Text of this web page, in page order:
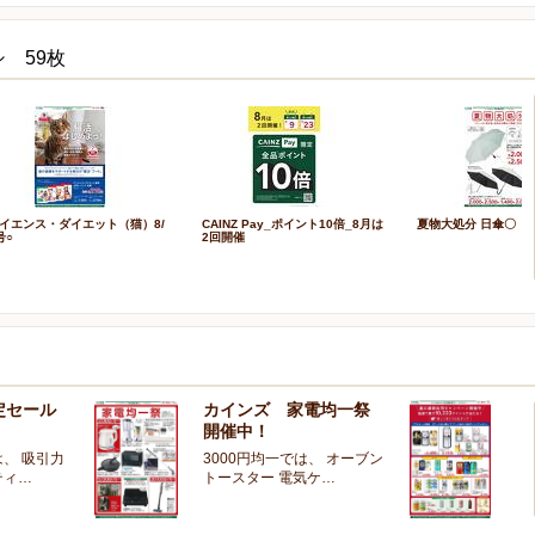
59枚
エンス・ダイエット（猫）8/
○
CAINZ Pay_ポイント10倍_8月は
2回開催
夏物大処分 日傘〇
セール
吸引力
ィ…
カインズ 家電均一祭
開催中！
3000円均一では、 オーブン
トースター 電気ケ…